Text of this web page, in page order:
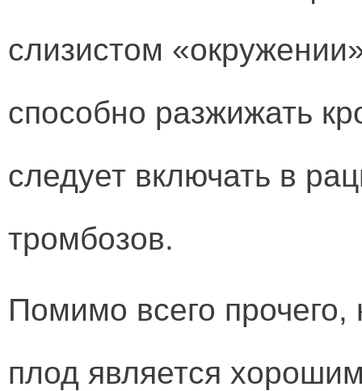
слизистом
способно разжижать
следует включать в
тромбозов.
Помимо всего
плод является